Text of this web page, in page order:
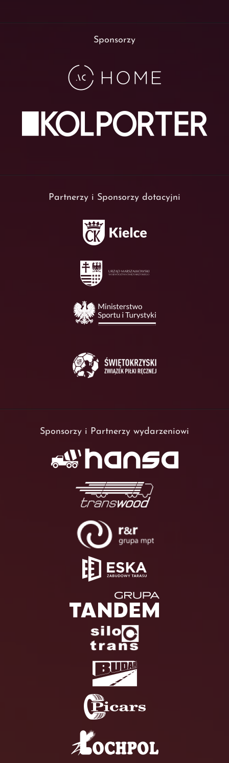
Sponsorzy
Partnerzy i Sponsorzy dotacyjni
Sponsorzy i Partnerzy wydarzeniowi